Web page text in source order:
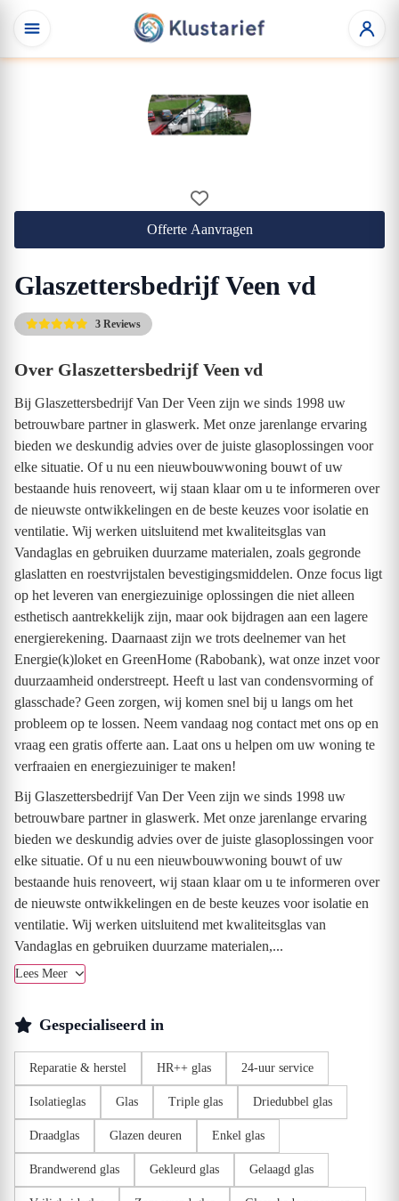
Offerte Aanvragen
Glaszettersbedrijf Veen vd
3 Reviews
Over Glaszettersbedrijf Veen vd
Bij Glaszettersbedrijf Van Der Veen zijn we sinds 1998 uw
betrouwbare partner in glaswerk. Met onze jarenlange ervaring
bieden we deskundig advies over de juiste glasoplossingen voor
elke situatie. Of u nu een nieuwbouwwoning bouwt of uw
bestaande huis renoveert, wij staan klaar om u te informeren over
de nieuwste ontwikkelingen en de beste keuzes voor isolatie en
ventilatie. Wij werken uitsluitend met kwaliteitsglas van
Vandaglas en gebruiken duurzame materialen, zoals gegronde
glaslatten en roestvrijstalen bevestigingsmiddelen. Onze focus ligt
op het leveren van energiezuinige oplossingen die niet alleen
esthetisch aantrekkelijk zijn, maar ook bijdragen aan een lagere
energierekening. Daarnaast zijn we trots deelnemer van het
Energie(k)loket en GreenHome (Rabobank), wat onze inzet voor
duurzaamheid onderstreept. Heeft u last van condensvorming of
glasschade? Geen zorgen, wij komen snel bij u langs om het
probleem op te lossen. Neem vandaag nog contact met ons op en
vraag een gratis offerte aan. Laat ons u helpen om uw woning te
verfraaien en energiezuiniger te maken!
Bij Glaszettersbedrijf Van Der Veen zijn we sinds 1998 uw
betrouwbare partner in glaswerk. Met onze jarenlange ervaring
bieden we deskundig advies over de juiste glasoplossingen voor
elke situatie. Of u nu een nieuwbouwwoning bouwt of uw
bestaande huis renoveert, wij staan klaar om u te informeren over
de nieuwste ontwikkelingen en de beste keuzes voor isolatie en
ventilatie. Wij werken uitsluitend met kwaliteitsglas van
Vandaglas en gebruiken duurzame materialen,...
Lees Meer
Gespecialiseerd in
Reparatie & herstel HR++ glas 24-uur service
Isolatieglas Glas Triple glas Driedubbel glas
Draadglas Glazen deuren Enkel glas
Brandwerend glas Gekleurd glas Gelaagd glas